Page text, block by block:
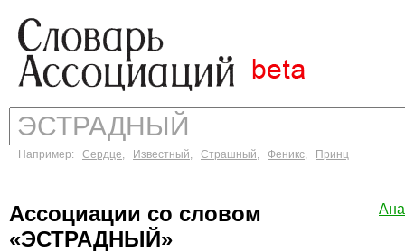
Например: Сердце, Известный, Страшный, Феникс, Принц
Ассоциации со словом
«ЭСТРАДНЫЙ»